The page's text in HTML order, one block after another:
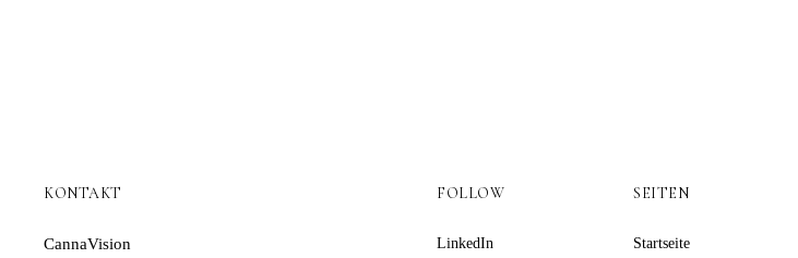
KONTAKT
CannaVision
FOLLOW
LinkedIn
SEITEN
Startseite